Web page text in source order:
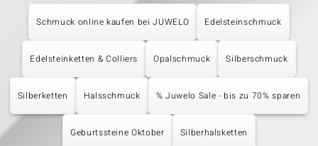
Schmuck online kaufen bei JUWELO Edelsteinschmuck
Edelsteinketten & Colliers Opalschmuck Silberschmuck
Silberketten Halsschmuck % Juwelo Sale - bis zu 70% sparen
Geburtssteine Oktober Silberhalsketten